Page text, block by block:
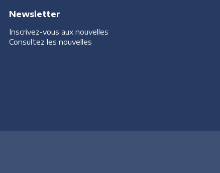
Newsletter
Inscrivez-vous aux nouvelles
Consultez les nouvelles